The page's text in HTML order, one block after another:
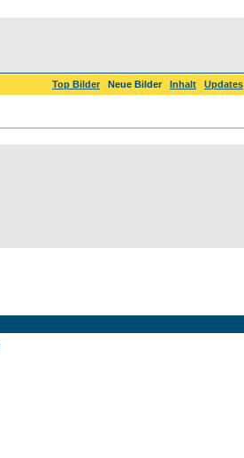
Top Bilder Neue Bilder Inhalt Updates